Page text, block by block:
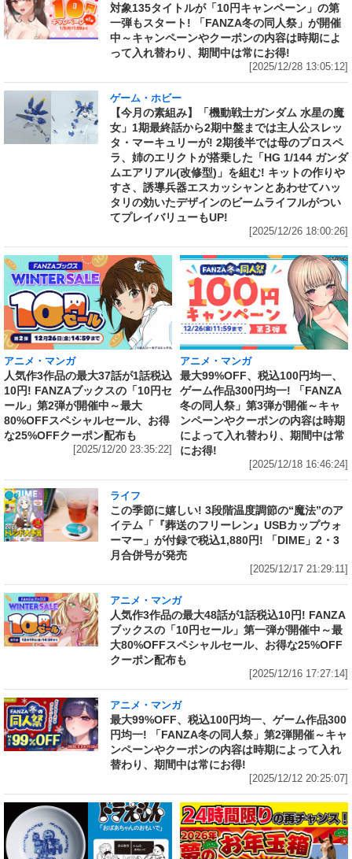
対象135タイトルが「10円キャンペーン」の第
一弾もスタート! 「FANZA冬の同人祭」が開催
中～キャンペーンやクーポンの内容は時期によ
って入れ替わり、期間中は常にお得!
[2025/12/28 13:05:12]
ゲーム・ホビー
【今月の素組み】「機動戦士ガンダム 水星の魔
女」1期最終話から2期中盤までは主人公スレッ
タ・マーキュリーが! 2期後半では母のプロスペ
ラ、姉のエリクトが搭乗した「HG 1/144 ガンダ
ムエアリアル(改修型)」を組む! キットの作りや
すさ、誘導兵器エスカッシャンとあわせてハッ
タリの効いたデザインのビームライフルがつい
てプレイバリューもUP!
[2025/12/26 18:00:26]
アニメ・マンガ
人気作3作品の最大37話が1話税込
10円! FANZAブックスの「10円セ
ール」第2弾が開催中～最大
80%OFFスペシャルセール、お得
な25%OFFクーポン配布も
[2025/12/20 23:35:22]
アニメ・マンガ
最大99%OFF、税込100円均一、
ゲーム作品300円均一! 「FANZA
冬の同人祭」第3弾が開催～キャ
ンペーンやクーポンの内容は時期
によって入れ替わり、期間中は常
にお得!
[2025/12/18 16:46:24]
ライフ
この季節に嬉しい! 3段階温度調節の“魔法”のア
イテム「『葬送のフリーレン』USBカップウォ
ーマー」が付録で税込1,880円! 「DIME」2・3
月合併号が発売
[2025/12/17 21:29:11]
アニメ・マンガ
人気作3作品の最大48話が1話税込10円! FANZA
ブックスの「10円セール」第一弾が開催中～最
大80%OFFスペシャルセール、お得な25%OFF
クーポン配布も
[2025/12/16 17:27:14]
アニメ・マンガ
最大99%OFF、税込100円均一、ゲーム作品300
円均一! 「FANZA冬の同人祭」第2弾開催～キャ
ンペーンやクーポンの内容は時期によって入れ
替わり、期間中は常にお得!
[2025/12/12 20:25:07]